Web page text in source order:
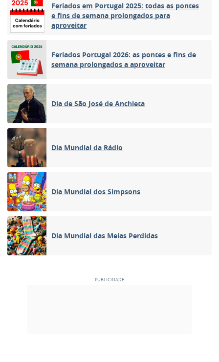
Feriados em Portugal 2025: todas as pontes
e fins de semana prolongados para
aproveitar
Feriados Portugal 2026: as pontes e fins de
semana prolongados a aproveitar
Dia de São José de Anchieta
Dia Mundial da Rádio
Dia Mundial dos Simpsons
Dia Mundial das Meias Perdidas